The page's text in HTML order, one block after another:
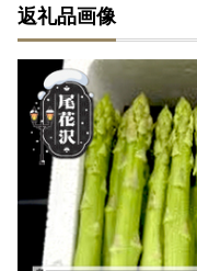
返礼品画像